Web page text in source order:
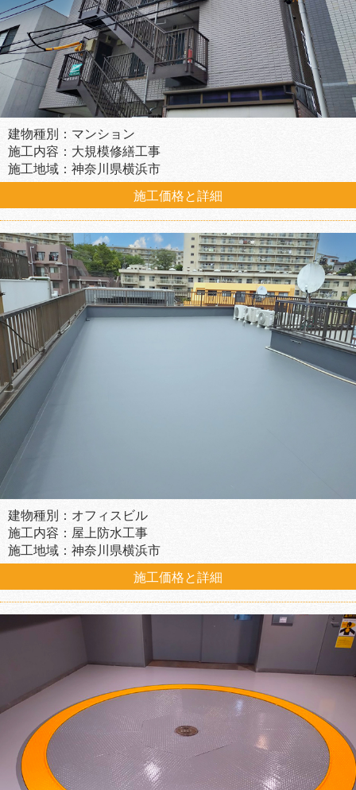
建物種別：マンション
施工内容：大規模修繕工事
施工地域：神奈川県横浜市
施工価格と詳細
建物種別：オフィスビル
施工内容：屋上防水工事
施工地域：神奈川県横浜市
施工価格と詳細